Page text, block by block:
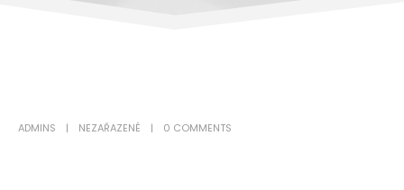
ADMINS NEZAŘAZENÉ 0 COMMENTS